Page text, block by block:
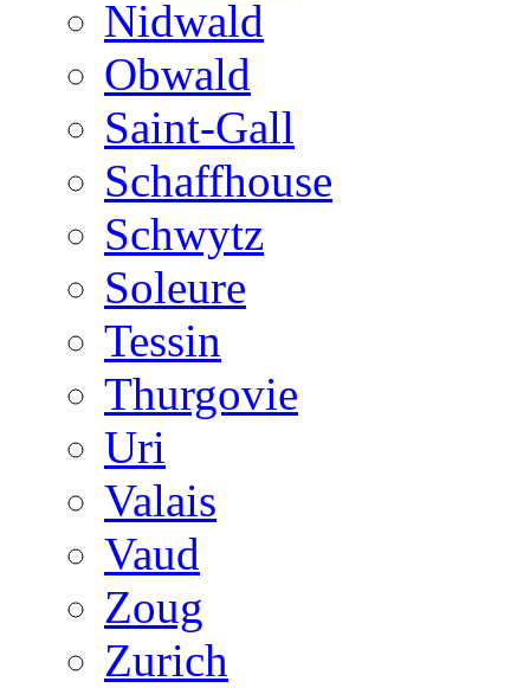
Nidwald
Obwald
Saint-Gall
Schaffhouse
Schwytz
Soleure
Tessin
Thurgovie
Uri
Valais
Vaud
Zoug
Zurich